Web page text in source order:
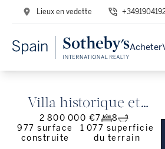
Lieux en vedette
Acheter
Villa historique et
majestueuse à El
Escorial
2 800 000 €7
8
977 surface
construite
1 077 superficie
du terrain